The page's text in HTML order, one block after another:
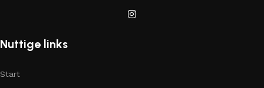
Nuttige links
Start